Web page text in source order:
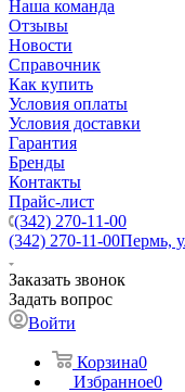
Наша команда
Отзывы
Новости
Справочник
Как купить
Условия оплаты
Условия доставки
Гарантия
Бренды
Контакты
Прайс-лист
(342) 270-11-00
(342) 270-11-00Пермь,
Заказать звонок
Задать вопрос
Войти
Корзина0
Избранное0